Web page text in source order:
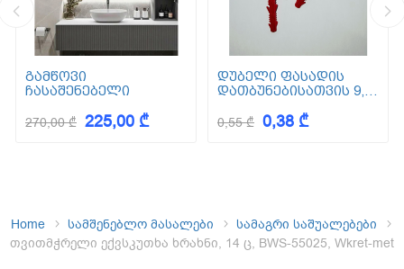
გამწოვი
ჩასაშენებელი
270,00 ₾ 225,00 ₾
დუბელი ფასადის
დათბუნებისათვის 9,5
0,55 ₾ 0,38 ₾
Home სამშენებლო მასალები
სამაგრი საშუალებები
თვითმჭრელი ექვსკუთხა ხრახნი, 14 ც, BWS-55025, Wkret-met